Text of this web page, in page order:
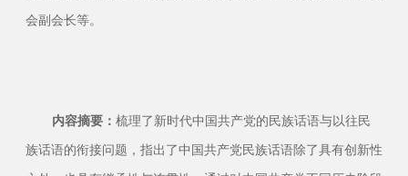
会副会长等。
内容摘要： 梳理了新时代中国共产党的民族话语与以往民
族话语的衔接问题，指出了中国共产党民族话语除了具有创新性